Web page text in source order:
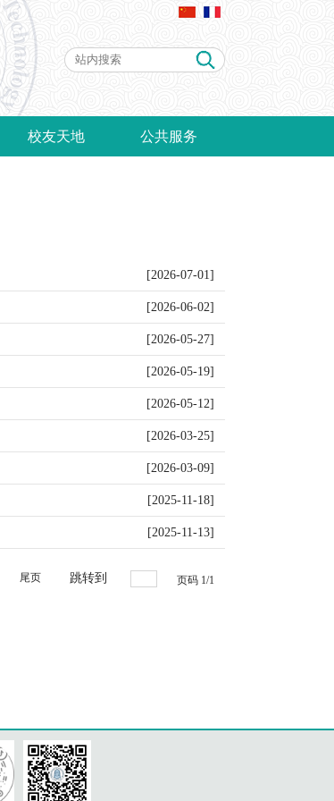
校友天地 公共服务
[2026-07-01]
[2026-06-02]
[2026-05-27]
[2026-05-19]
[2026-05-12]
[2026-03-25]
[2026-03-09]
[2025-11-18]
[2025-11-13]
尾页 页码 1/1
跳转到